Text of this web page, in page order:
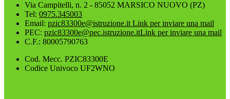
Via Campitelli, n. 2 - 85052 MARSICO NUOVO (PZ)
Tel: 0975.345003
Email: pzic83300e@istruzione.it Link per inviare una mail
PEC: pzic83300e@pec.istruzione.itLink per inviare una mail
C.F.: 80005790763
Cod. Mecc. PZIC83300E
Codice Univoco UF2WNO